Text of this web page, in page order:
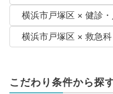
横浜市戸塚区 × 健診
横浜市戸塚区 × 救急科
こだわり条件から探